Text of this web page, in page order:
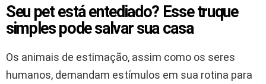
Seu pet está entediado? Esse truque
simples pode salvar sua casa
Os animais de estimação, assim como os seres
humanos, demandam estímulos em sua rotina para